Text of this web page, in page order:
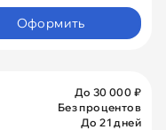
Оформить
До 30 000 ₽
Без процентов
До 21 дней